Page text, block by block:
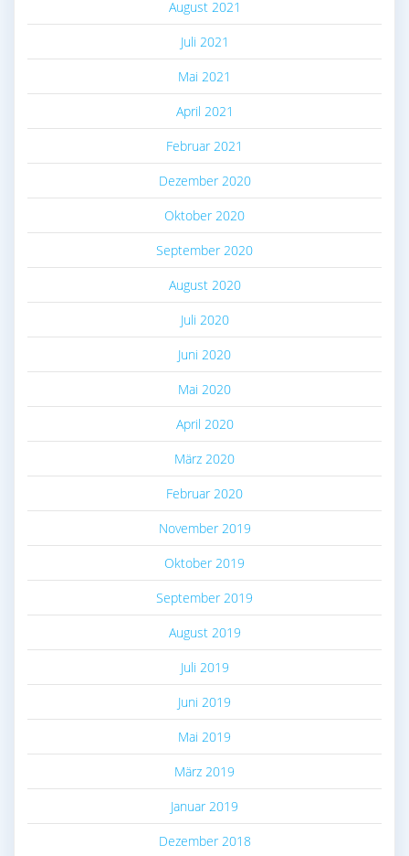
August 2021
Juli 2021
Mai 2021
April 2021
Februar 2021
Dezember 2020
Oktober 2020
September 2020
August 2020
Juli 2020
Juni 2020
Mai 2020
April 2020
März 2020
Februar 2020
November 2019
Oktober 2019
September 2019
August 2019
Juli 2019
Juni 2019
Mai 2019
März 2019
Januar 2019
Dezember 2018